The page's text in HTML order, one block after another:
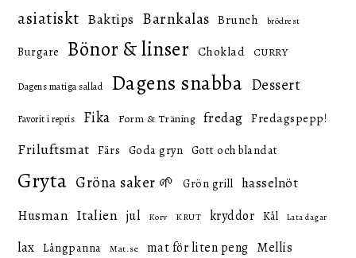
asiatiskt Baktips Barnkalas Brunch brödrest
Burgare Bönor & linser Choklad CURRY
Dagens matiga sallad Dagens snabba Dessert
Favorit i repris Fika Form & Träning fredag Fredagspepp!
Friluftsmat Färs Goda gryn Gott och blandat
Gryta Gröna saker 🌱 Grön grill hasselnöt
Husman Italien jul Korv KRUT kryddor Kål Lata dagar
lax Långpanna Mat.se mat för liten peng Mellis